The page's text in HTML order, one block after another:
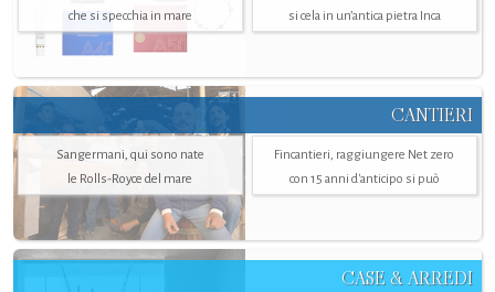
che si specchia in mare
si cela in un’antica pietra Inca
CANTIERI
Sangermani, qui sono nate
le Rolls-Royce del mare
Fincantieri, raggiungere Net zero
con 15 anni d'anticipo si può
CASE & ARREDI